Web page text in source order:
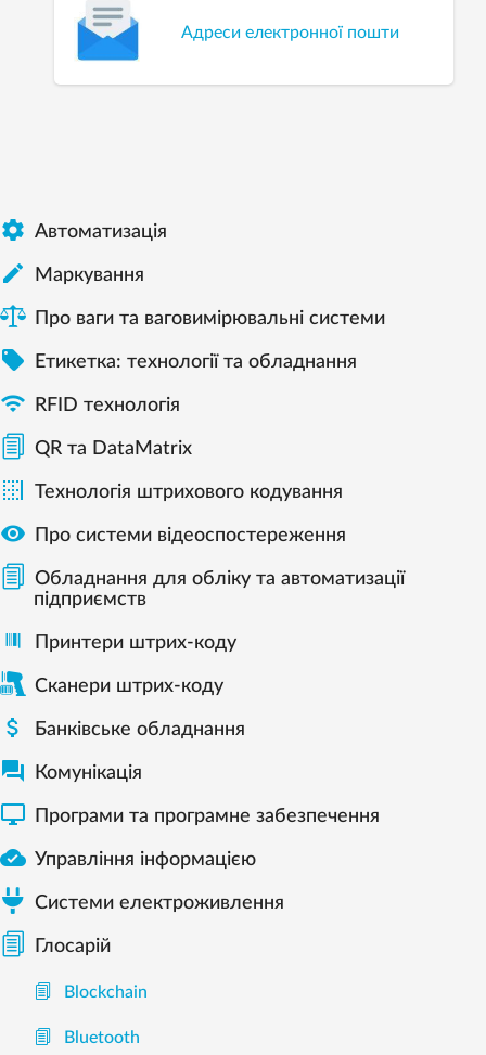
Адреси електронної пошти
 Автоматизація
 Mаркування
Про ваги та ваговимірювальні системи
 Етикетка: технології та обладнання
 RFID технологія
QR та DataMatrix
 Технологія штрихового кодування
 Про системи відеоспостереження
Обладнання для обліку та автоматизації
підприємств
Принтери штрих-коду
Сканери штрих-коду
 Банківське обладнання
 Комунікація
 Програми та програмне забезпечення
 Управління інформацією
Системи електроживлення
Глосарій
Blockchain
Bluetooth